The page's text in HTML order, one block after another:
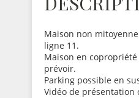
Maison non
ligne 11.
Maison en
prévoir.
Parking possible en
Vidéo de présentation